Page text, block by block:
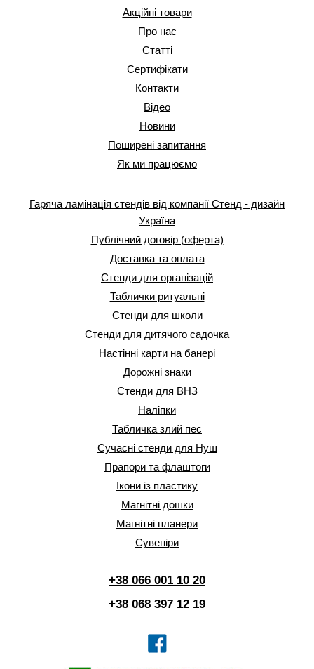
Акційні товари
Про нас
Статті
Сертифікати
Контакти
Відео
Новини
Поширені запитання
Як ми працюємо
Гаряча ламінація стендів від компанії Стенд - дизайн
Україна
Публічний договір (оферта)
Доставка та оплата
Стенди для організацій
Таблички ритуальні
Стенди для школи
Стенди для дитячого садочка
Настінні карти на банері
Дорожні знаки
Стенди для ВНЗ
Наліпки
Табличка злий пес
Сучасні стенди для Нуш
Прапори та флаштоги
Ікони із пластику
Магнітні дошки
Магнітні планери
Сувеніри
+38 066 001 10 20
+38 068 397 12 19